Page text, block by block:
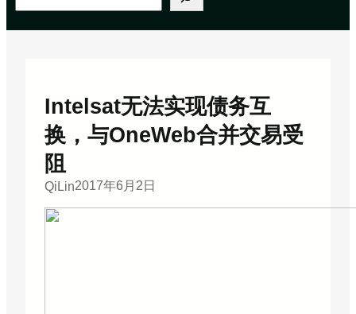
Intelsat无法实现债务互
换，与OneWeb合并交易受
阻
QiLin2017年6月2日